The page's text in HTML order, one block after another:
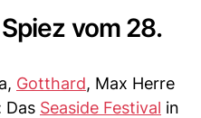
vom 28.
Gotthard, Max Herre
Das Seaside Festival in